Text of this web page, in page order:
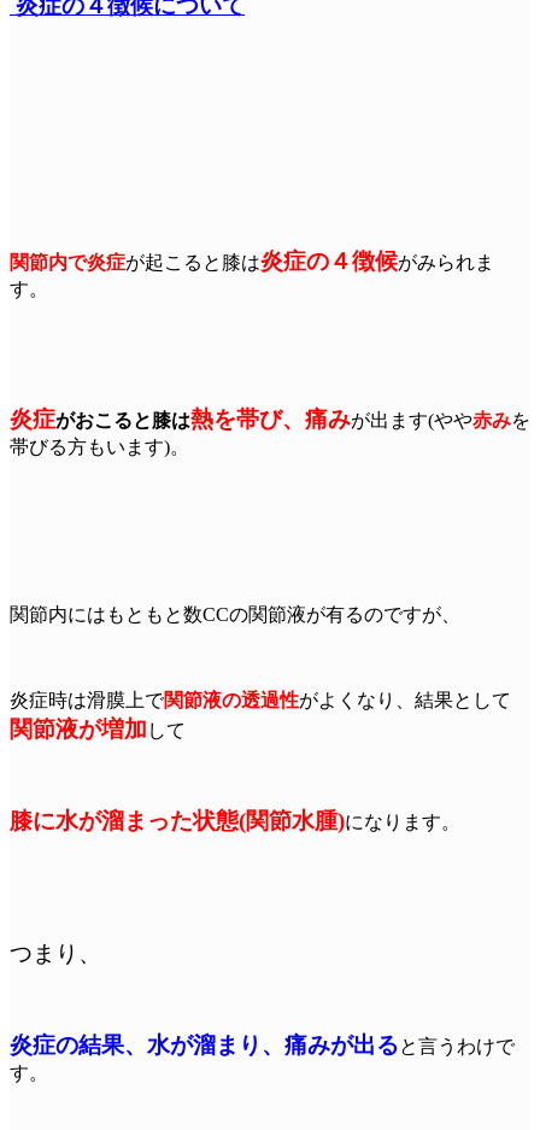
炎症の４徴候について
関節内で炎症が起こると膝は炎症の４徴候がみられま
す。
炎症がおこると膝は熱を帯び、痛みが出ます(やや赤みを
帯びる方もいます)。
関節内にはもともと数CCの関節液が有るのですが、
炎症時は滑膜上で関節液の透過性がよくなり、結果として
関節液が増加 して
膝に水が溜まった状態(関節水腫)になります。
つまり、
炎症の結果、水が溜まり、痛みが出ると言うわけで
す。